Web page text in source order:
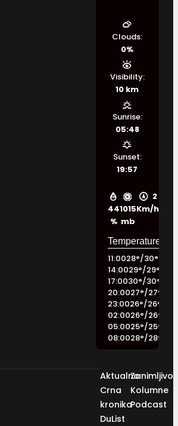
44
%
1015
mb
2
Km/h
Clouds:
0%
Visibility:
10 km
Sunrise:
05:48
Sunset:
19:57
11:0028°/30°
14:0029°/29°
17:0030°/30°
20:0027°/27°
23:0026°/26°
02:0026°/26°
05:0025°/25°
08:0028°/28°
Aktualno
Crna
kronika
DuList
Kolumne
Podcast